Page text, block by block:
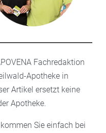
Fachredaktion
Apotheke in
Artikel ersetzt keine
Apotheke.
Sie einfach bei